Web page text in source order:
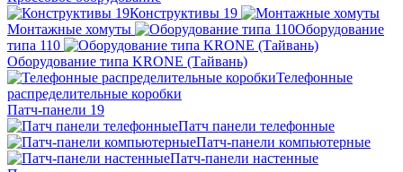
Конструктивы 19
Монтажные хомуты
Оборудование
типа 110
Оборудование типа KRONE (Тайвань)
Телефонные
распределительные коробки
Патч-панели 19
Патч панели телефонные
Патч-панели компьютерные
Патч-панели настенные